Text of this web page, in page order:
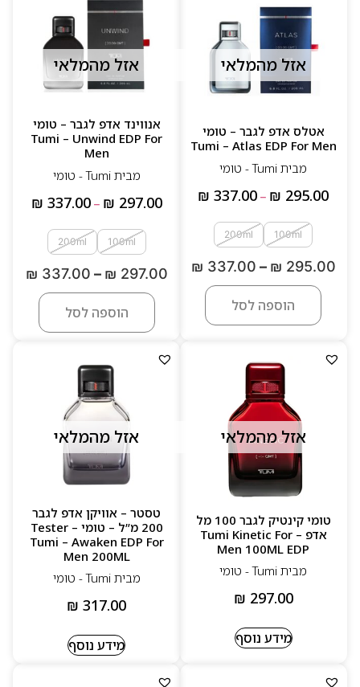
אזל מהמלאי
אטלס אדפ לגבר – טומי
Tumi – Atlas EDP For Men
מבית Tumi - טומי
₪ 295.00
–
₪ 337.00
100ml
200ml
₪ 295.00
–
₪ 337.00
הוספה לסל
אזל מהמלאי
אנווינד אדפ לגבר – טומי
Tumi – Unwind EDP For
Men
מבית Tumi - טומי
₪ 297.00
–
₪ 337.00
100ml
200ml
₪ 297.00
–
₪ 337.00
הוספה לסל
אזל מהמלאי
טומי קינטיק לגבר 100 מל
אדפ – Tumi Kinetic For
Men 100ML EDP
מבית Tumi - טומי
₪ 297.00
מידע נוסף
אזל מהמלאי
טסטר – אוויקן אדפ לגבר
200 מ”ל – טומי Tester –
Tumi – Awaken EDP For
Men 200ML
מבית Tumi - טומי
₪ 317.00
מידע נוסף